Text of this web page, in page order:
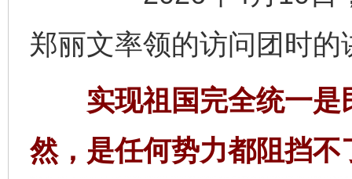
郑丽文率领的访问团时的
实现祖国完全统一是
然，是任何势力都阻挡不